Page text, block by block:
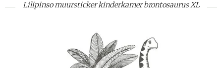
Lilipinso muursticker kinderkamer brontosaurus XL